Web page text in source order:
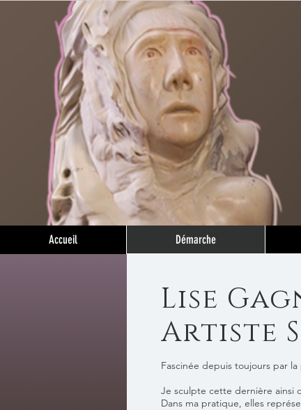
Accueil Démarche
Lise
Artiste
Fascinée depuis toujours par la
Je sculpte cette dernière ainsi
Dans ma pratique, elles